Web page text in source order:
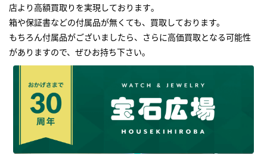
店より高額買取りを実現しております｡
箱や保証書などの付属品が無くても、買取しております。
もちろん付属品がございましたら、さらに高価買取となる可能性
がありますので、ぜひお持ち下さい｡